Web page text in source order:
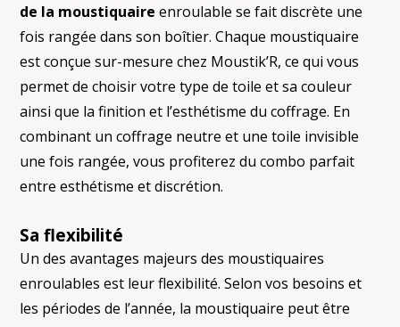
de la moustiquaire enroulable se fait discrète une
fois rangée dans son boîtier. Chaque moustiquaire
est conçue sur-mesure chez Moustik’R, ce qui vous
permet de choisir votre type de toile et sa couleur
ainsi que la finition et l’esthétisme du coffrage. En
combinant un coffrage neutre et une toile invisible
une fois rangée, vous profiterez du combo parfait
entre esthétisme et discrétion.
Sa flexibilité
Un des avantages majeurs des moustiquaires
enroulables est leur flexibilité. Selon vos besoins et
les périodes de l’année, la moustiquaire peut être